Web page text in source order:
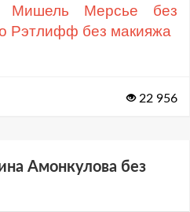
Мишель Мерсье без
Рэтлифф без макияжа
22 956
Амонкулова без